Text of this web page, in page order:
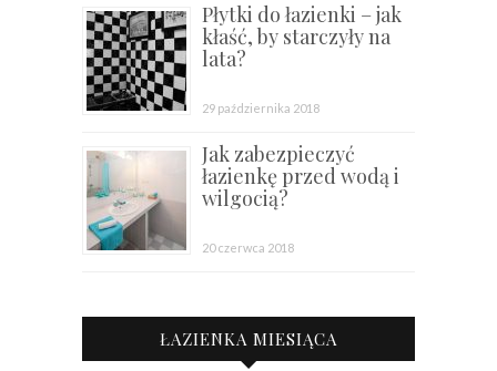
Płytki do łazienki – jak
kłaść, by starczyły na
lata?
29 października 2018
Jak zabezpieczyć
łazienkę przed wodą i
wilgocią?
20 czerwca 2018
ŁAZIENKA MIESIĄCA